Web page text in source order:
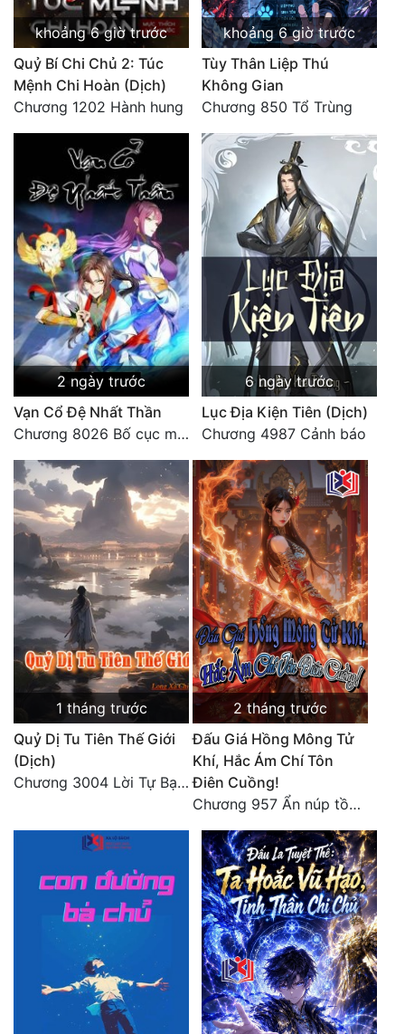
Tu Chân
Tu Tiên
Tội Phạm
Võng Du
Xuyên Không
Xuyên Nhanh
Xuyên Sách
Xuyên Thư
Đô Thị
Đông Phương Huyền Huyễn
Đồng Nhân
Cẩu Đạo Trường Sinh
Ngự Thú
Truyện Nam
Truyện Nữ
Vô Địch Lưu
Xây Dựng Thế Lực
Đẹp Hiệp
Tính Cách Nhân Vật :
Sát Phạt Quyết Đoán
khoảng 6 giờ trước
Quỷ Bí Chi Chủ 2: Túc
Mệnh Chi Hoàn (Dịch)
Chương 1202 Hành hung
khoảng 6 giờ trước
Tùy Thân Liệp Thú
Không Gian
Chương 850 Tổ Trùng
2 ngày trước
Vạn Cổ Đệ Nhất Thần
Chương 8026 Bố cục mới
6 ngày trước
Lục Địa Kiện Tiên (Dịch)
Chương 4987 Cảnh báo
1 tháng trước
Quỷ Dị Tu Tiên Thế Giới
(Dịch)
Chương 3004 Lời Tự Bạch Kết Thúc
2 tháng trước
Đấu Giá Hồng Mông Tử
Khí, Hắc Ám Chí Tôn
Điên Cuồng!
Chương 957 Ẩn núp tồn tại